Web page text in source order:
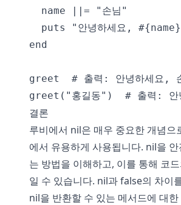
  name ||= "손님"
puts "안녕하세요,
end
greet  # 출력: 안녕하세요,
결론
루비에서 nil은 매우 중요한 개념으
에서 유용하게 사용됩니다. nil을
는 방법을 이해하고, 이를 통해 코
일 수 있습니다. nil과 false의 차이
nil을 반환할 수 있는 메서드에 대